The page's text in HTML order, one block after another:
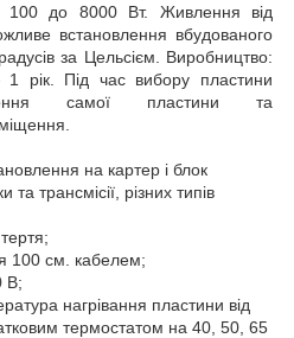
100 до 8000 Вт. Живлення від
встановлення вбудованого
за Цельсієм. Виробництво:
рік. Під час вибору пластини
самої пластини та
на картер і блок
та трансмісії, різних типів
100 см. кабелем;
В;
нагрівання пластини від
термостатом на 40, 50, 65